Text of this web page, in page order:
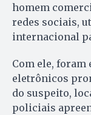
homem
redes sociais,
internacional
Com ele, foram
eletrônicos
do suspeito,
policiais